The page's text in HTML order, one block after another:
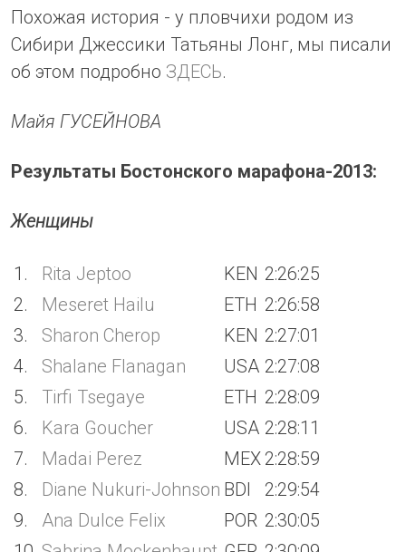
Похожая история - у пловчихи родом из
Сибири Джессики Татьяны Лонг, мы писали
об этом подробно ЗДЕСЬ.
Майя ГУСЕЙНОВА
Результаты Бостонского марафона-2013:
Женщины
1. Rita Jeptoo KEN 2:26:25
2.
Meseret Hailu ETH 2:26:58
3.
Sharon Cherop KEN 2:27:01
4.
Shalane Flanagan USA 2:27:08
5.
Tirfi Tsegaye ETH 2:28:09
6.
Kara Goucher USA 2:28:11
7.
Madai Perez MEX 2:28:59
8.
Diane Nukuri-Johnson BDI
2:29:54
9.
Ana Dulce Felix POR 2:30:05